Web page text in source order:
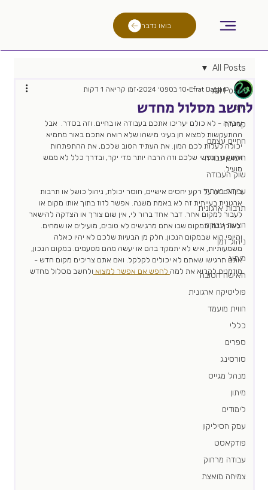
בואו נדבר
All Posts
גיוס
קריירה
החיים עצמם
חיפוש עבודה
שוק העבודה
עבודה בעתיד
תרבות ארגונית
הצעת עבודה
ניהול זמן
מיתוג
האישה הטובה
פוליטיקה ארגונית
חווית מועמד
כללי
ספרים
סורסינג
מנהל מגייס
מיתון
לימודים
עמק הסיליקון
פודקאסט
עבודה מרחוק
צמיחה מואצת
All Posts
לחשב מסלול מחדש
Efrat Dagan 10 בספט׳ 2024 זמן קריאה 1 דקות
עובדה - לא כולם יעריכו אתכם בעבודה או בחיים. וזה בסדר.  אבל
ההתעקשות למצוא חן בעיני מישהו שלא רואה אתכם באור מחמיא
יכולה לעלות לכם המון. את העתיד הטוב שלכם, את ההתפתחות
והשקט הנפשי שלכם וזה הרבה יותר מדי יקר, ובדרך כלל לא ממש
מועיל.
בין אם זה על רקע יחסים אישיים, חוסר יכולת, ניהול כושל או תרבות
ארגונית בעייתית זה לא באמת משנה. אפשר לזוז בתוך אותו מקום או
לעבור למקום אחר. דבר אחד ברור לי, אין שום צורך או הצדקה להישאר
לאורך זמן במקום שבו אתם מרגישים לא טובים, מועילים או שמחים.
והיופי הוא שבמקום הנכון, חלק מן הבעיות שלכם לא יהיו כאלה
משמעותיות, איש לא יתמקד בהם או יעשה מהם מטעמים. במקום הנכון,
אתם תרגישו שאתם לא יכולים לקלקל. ואם אתם צריכים מקום חדש -
מוזמנים לקרוא את למה לחפש אם אפשר למצוא ולחשב מסלול מחדש